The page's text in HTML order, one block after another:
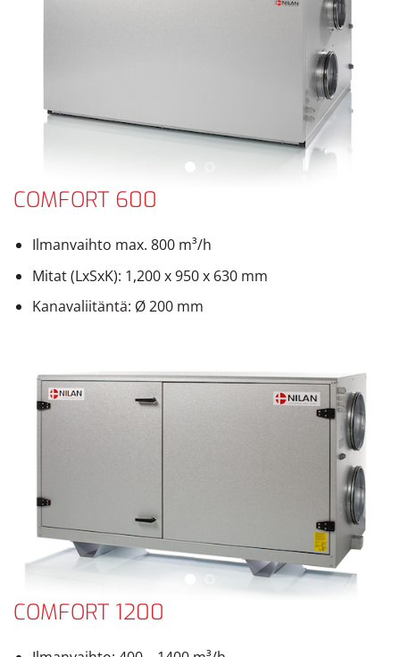
COMFORT 600
Ilmanvaihto max. 800 m³/h
Mitat (LxSxK): 1,200 x 950 x 630 mm
Kanavaliitäntä: Ø 200 mm
COMFORT 1200